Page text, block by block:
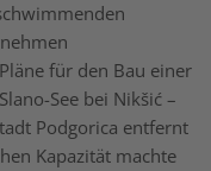
für den Bau einer
See bei Nikšić –
Podgorica entfernt
Kapazität machte